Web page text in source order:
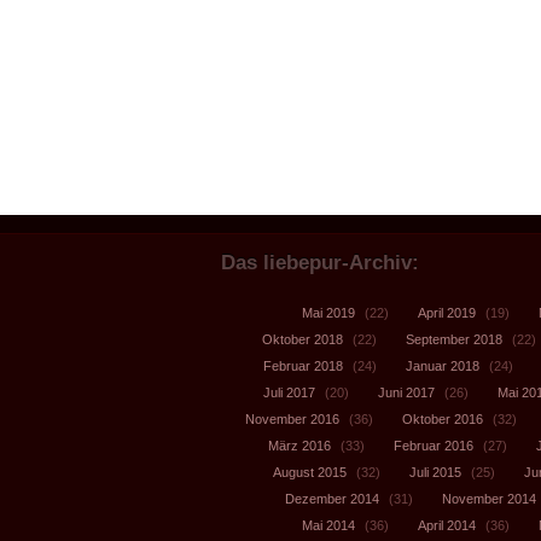
Das liebepur-Archiv:
Mai 2019 (22) April 2019 (19)
Oktober 2018
(22) September 2018
(22)
Februar 2018
(24) Januar 2018
(24)
Juli 2017
(20) Juni 2017 (26)
Mai
November 2016
(36) Oktober 2016
(32)
März 2016
(33) Februar 2016 (27)
August 2015
(32) Juli 2015 (25)
Dezember 2014
(31)
November 2014
Mai 2014
(36) April 2014 (36)